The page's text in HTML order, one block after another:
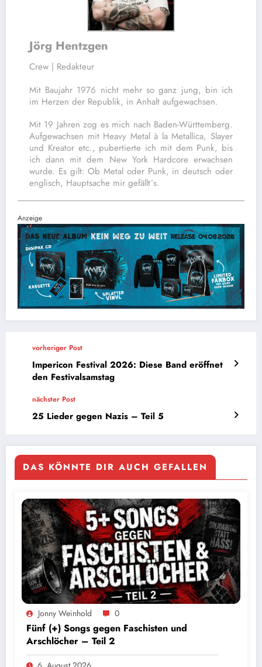
Jörg Hentzgen
Crew | Redakteur
Mit Baujahr 1976 nicht mehr so ganz jung, bin ich
im Herzen der Republik, in Anhalt aufgewachsen.
Mit 19 Jahren zog es mich nach Baden-Württemberg.
Aufgewachsen mit Heavy Metal à la Metallica, Slayer
und Kreator etc., pubertierte ich mit dem Punk, bis
ich dann mit dem New York Hardcore erwachsen
wurde. Es gilt: Ob Metal oder Punk, in deutsch oder
englisch, Hauptsache mir gefällt´s.
Anzeige
vorheriger Post
Impericon Festival 2026: Diese Band eröffnet
den Festivalsamstag
nächster Post
25 Lieder gegen Nazis – Teil 5
DAS KÖNNTE DIR AUCH GEFALLEN
Jonny Weinhold 0
Fünf (+) Songs gegen Faschisten und
Arschlöcher – Teil 2